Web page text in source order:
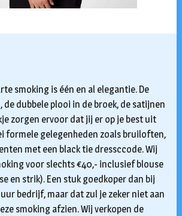
smoking is één en al elegantie. De
de dubbele plooi in de broek, de satijnen
zorgen ervoor dat jij er op je best uit
formele gelegenheden zoals bruiloften,
met een black tie dressccode. Wij
voor slechts €40,- inclusief blouse
en strik). Een stuk goedkoper dan bij
bedrijf, maar dat zul je zeker niet aan
smoking afzien. Wij verkopen de